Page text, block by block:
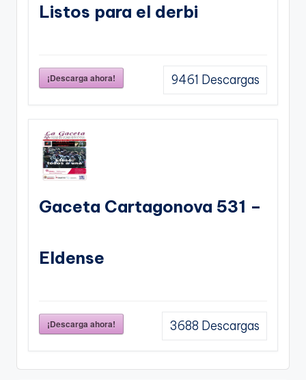
Listos para el derbi
¡Descarga ahora! 9461 Descargas
Gaceta Cartagonova 531 –
Eldense
¡Descarga ahora! 3688 Descargas